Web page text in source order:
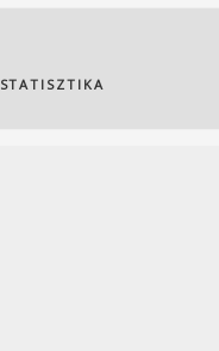
STATISZTIKA